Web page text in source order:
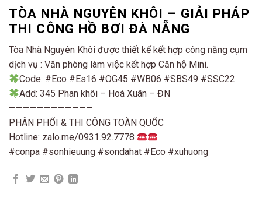
TÒA NHÀ NGUYÊN KHÔI – GIẢI PHÁP
THI CÔNG HỒ BƠI ĐÀ NẴNG
Tòa Nhà Nguyên Khôi được thiết kế kết hợp công năng cụm
dịch vụ : Văn phòng làm việc kết hợp Căn hộ Mini.
Code: #Eco #Es16 #OG45 #WB06 #SBS49 #SSC22
Add: 345 Phan khôi – Hoà Xuân – ĐN
————————————
PHÂN PHỐI & THI CÔNG TOÀN QUỐC
Hotline: zalo.me/0931.92.7778
#conpa #sonhieuung #sondahat #Eco #xuhuong